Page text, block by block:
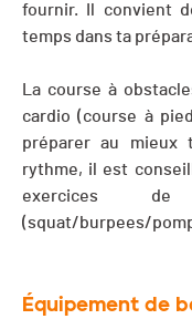
fournir. Il convient
temps dans ta
La course à
cardio (course à
préparer au mieux
rythme, il est
exercices de
(squat/burpees/
Équipement de